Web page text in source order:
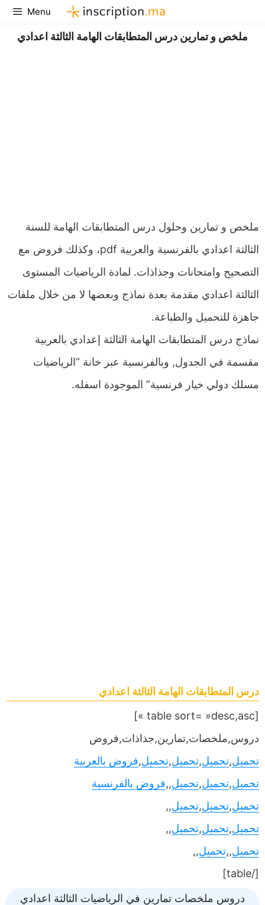
Aller
au
contenu
Menu
ملخص و تمارين درس المتطابقات الهامة الثالثة اعدادي
ملخص و تمارين وحلول درس المتطابقات الهامة للسنة
الثالثة اعدادي بالفرنسية والعربية pdf، وكذلك فروض مع
التصحيح وامتحانات وجذاذات. لمادة الرياضيات المستوى
الثالثة اعدادي مقدمة بعدة نماذج وبعضها لا من خلال ملفات
جاهزة للتحميل والطباعة.
نماذج درس المتطابقات الهامة الثالثة إعدادي بالعربية
مقسمة في الجدول, وبالفرنسية عبر خانة “الرياضيات
مسلك دولي خيار فرنسية” الموجودة اسفله.
درس المتطابقات الهامة الثالثة اعدادي
[table sort= »desc,asc »]
دروس,ملخصات,تمارين,جذاذات,فروض
تحميل,تحميل,تحميل,تحميل,فروض بالعربية
تحميل,تحميل,تحميل,,فروض بالفرنسية
تحميل,تحميل,تحميل,,
تحميل,تحميل,تحميل,,
تحميل,,تحميل,,
[/table]
دروس ملخصات تمارين في الرياضيات الثالثة اعدادي